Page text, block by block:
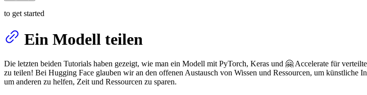
to get started
Ein Modell teilen
Die letzten beiden Tutorials haben gezeigt, wie man ein Modell mit PyTorch, Keras und 🤗 Accelerate für
zu teilen! Bei Hugging Face glauben wir an den offenen Austausch von Wissen und Ressourcen, um
um anderen zu helfen, Zeit und Ressourcen zu sparen.